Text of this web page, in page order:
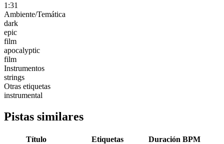
1:31
Ambiente/Temática
dark
epic
film
apocalyptic
film
Instrumentos
strings
Otras etiquetas
instrumental
Pistas similares
Título Etiquetas Duración BPM